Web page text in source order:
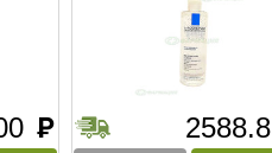
руб 2588.8